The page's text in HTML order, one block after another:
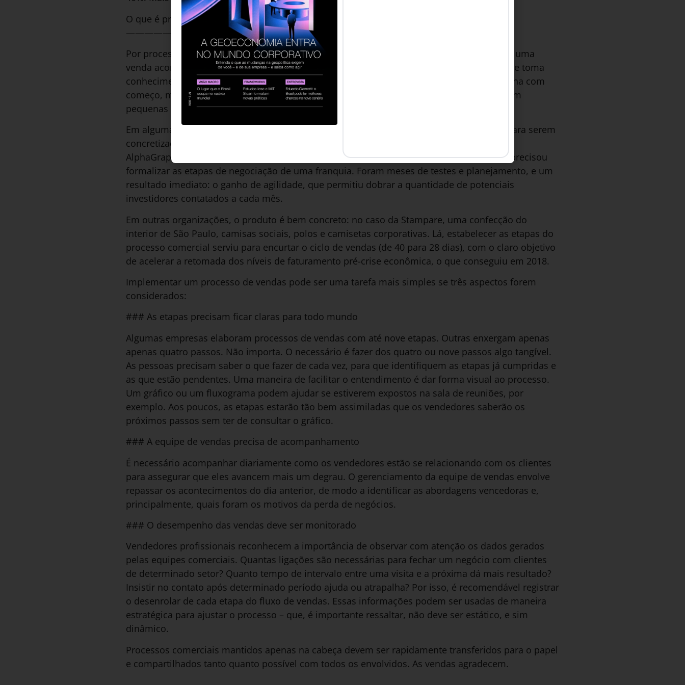
O que é processo de vendas?
—————————
Por processo de vendas, entenda as tarefas necessárias, em ordem cronológica, para que uma
venda aconteça. É o caminho pelo qual um vendedor deve conduzir o cliente desde que ele toma
conhecimento da empresa até o momento em que assina o contrato. Estabelecer essa trilha com
começo, meio e fim que façam sentido é um desafio que exige estudo e dedicação, seja em
pequenas empresas ou em grandes companhias.
Em algumas empresas, o processo envolve vendas que podem levar meses ou até anos para serem
concretizadas. Com a ambiciosa meta de abrir uma nova unidade por mês em 2019, a
AlphaGraphics Brasil, franqueadora da rede americana de gráficas digitais, por exemplo, precisou
formalizar as etapas de negociação de uma franquia. Foram meses de testes e planejamento, e um
resultado imediato: o ganho de agilidade, que permitiu dobrar a quantidade de potenciais
investidores contatados a cada mês.
Em outras organizações, o produto é bem concreto: no caso da Stampare, uma confecção do
interior de São Paulo, camisas sociais, polos e camisetas corporativas. Lá, estabelecer as etapas do
processo comercial serviu para encurtar o ciclo de vendas (de 40 para 28 dias), com o claro objetivo
de acelerar a retomada dos níveis de faturamento pré-crise econômica, o que conseguiu em 2018.
Implementar um processo de vendas pode ser uma tarefa mais simples se três aspectos forem
considerados:
### As etapas precisam ficar claras para todo mundo
Algumas empresas elaboram processos de vendas com até nove etapas. Outras enxergam apenas
apenas quatro passos. Não importa. O necessário é fazer dos quatro ou nove passos algo tangível.
As pessoas precisam saber o que fazer de cada vez, para que identifiquem as etapas já cumpridas e
as que estão pendentes. Uma maneira de facilitar o entendimento é dar forma visual ao processo.
Um gráfico ou um fluxograma podem ajudar se estiverem expostos na sala de reuniões, por
exemplo. Aos poucos, as etapas estarão tão bem assimiladas que os vendedores saberão os
próximos passos sem ter de consultar o gráfico.
### A equipe de vendas precisa de acompanhamento
É necessário acompanhar diariamente como os vendedores estão se relacionando com os clientes
para assegurar que eles avancem mais um degrau. O gerenciamento da equipe de vendas envolve
repassar os acontecimentos do dia anterior, de modo a identificar as abordagens vencedoras e,
principalmente, quais foram os motivos da perda de negócios.
### O desempenho das vendas deve ser monitorado
Vendedores profissionais reconhecem a importância de observar com atenção os dados gerados
pelas equipes comerciais. Quantas ligações são necessárias para fechar um negócio com clientes
de determinado setor? Quanto tempo de intervalo entre uma visita e a próxima dá mais resultado?
Insistir no contato após determinado período ajuda ou atrapalha? Por isso, é recomendável registrar
o desenrolar de cada etapa do fluxo de vendas. Essas informações podem ser usadas de maneira
estratégica para ajustar o processo – que, é importante ressaltar, não deve ser estático, e sim
dinâmico.
Processos comerciais mantidos apenas na cabeça devem ser rapidamente transferidos para o papel
e compartilhados tanto quanto possível com todos os envolvidos. As vendas agradecem.